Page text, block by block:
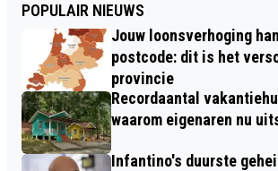
POPULAIR NIEUWS
Jouw loonsverhoging
postcode: dit is het
provincie
Recordaantal
waarom eigenaren nu
Infantino's duurste